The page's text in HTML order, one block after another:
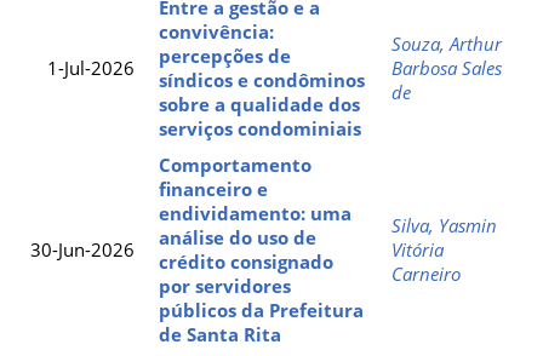
1-Jul-2026
Entre a gestão e a
convivência:
percepções de
síndicos e condôminos
sobre a qualidade dos
serviços condominiais
Souza, Arthur
Barbosa Sales
de
30-Jun-2026
Comportamento
financeiro e
endividamento: uma
análise do uso de
crédito consignado
por servidores
públicos da Prefeitura
de Santa Rita
Silva, Yasmin
Vitória
Carneiro